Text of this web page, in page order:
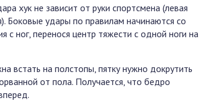
хук не зависит от руки спортсмена (левая
Боковые удары по правилам начинаются со
с ног, перенося центр тяжести с одной ноги на
встать на полстопы, пятку нужно докрутить
от пола. Получается, что бедро